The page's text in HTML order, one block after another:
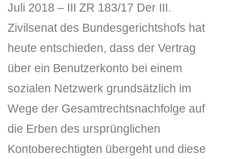
Juli 2018 – III ZR 183/17 Der III.
Zivilsenat des Bundesgerichtshofs hat
heute entschieden, dass der Vertrag
über ein Benutzerkonto bei einem
sozialen Netzwerk grundsätzlich im
Wege der Gesamtrechtsnachfolge auf
die Erben des ursprünglichen
Kontoberechtigten übergeht und diese